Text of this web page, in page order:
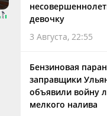
девочку
3 Августа, 22:55
Бензиновая
заправщики
объявили войну
мелкого налива